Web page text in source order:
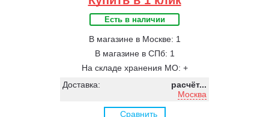
Есть в наличии
В магазине в Москве: 1
В магазине в СПб: 1
На складе хранения МО: +
Доставка:
расчёт...
Москва
Сравнить